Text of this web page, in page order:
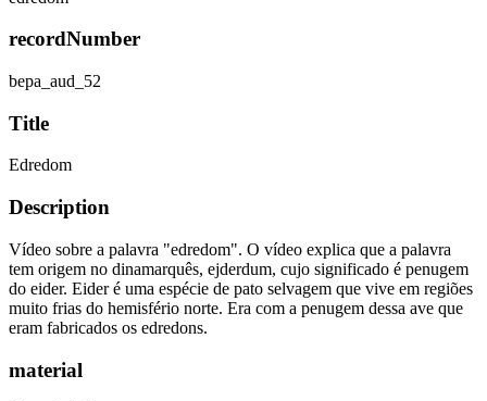
recordNumber
bepa_aud_52
Title
Edredom
Description
Vídeo sobre a palavra "edredom". O vídeo explica que a palavra
tem origem no dinamarquês, ejderdum, cujo significado é penugem
do eider. Eider é uma espécie de pato selvagem que vive em regiões
muito frias do hemisfério norte. Era com a penugem dessa ave que
eram fabricados os edredons.
material